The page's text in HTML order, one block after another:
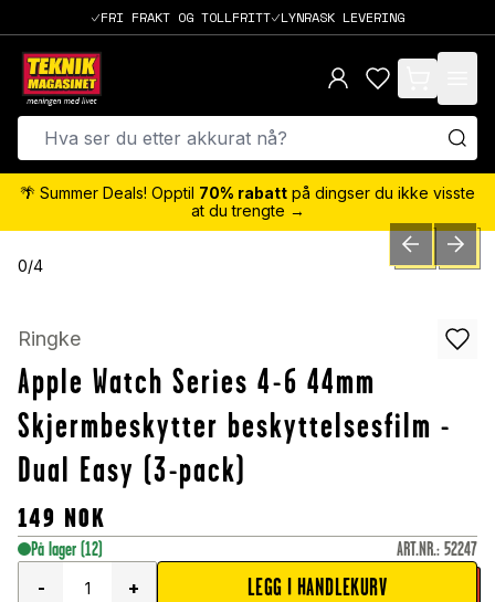
FRI FRAKT OG TOLLFRITT LYNRASK LEVERING
items in cart,
🌴 Summer Deals! Opptil 70% rabatt på dingser du ikke visste
at du trengte →
0/4 PREVIOUSNEXT
Ringke
Apple Watch Series 4-6 44mm
Skjermbeskytter beskyttelsesfilm -
Dual Easy (3-pack)
149 NOK
På lager (12) ART.NR.: 52247
-
+ LEGG I HANDLEKURV